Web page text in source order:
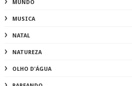
MUNDO
MUSICA
NATAL
NATUREZA
OLHO D'ÁGUA